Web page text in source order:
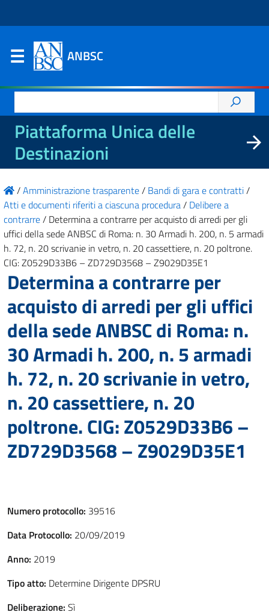
ANBSC
per:
Piattaforma Unica delle
Destinazioni
/Amministrazione trasparente/ Bandi di gara e contratti/
Atti e documenti riferiti a ciascuna procedura/ Delibere a
contrarre/ Determina a contrarre per acquisto di arredi per gli
uffici della sede ANBSC di Roma: n. 30 Armadi h. 200, n. 5 armadi
h. 72, n. 20 scrivanie in vetro, n. 20 cassettiere, n. 20 poltrone.
CIG: Z0529D33B6 – ZD729D3568 – Z9029D35E1
Determina a contrarre per
acquisto di arredi per gli uffici
della sede ANBSC di Roma: n.
30 Armadi h. 200, n. 5 armadi
h. 72, n. 20 scrivanie in vetro,
n. 20 cassettiere, n. 20
poltrone. CIG: Z0529D33B6 –
ZD729D3568 – Z9029D35E1
Numero protocollo: 39516
Data Protocollo: 20/09/2019
Anno: 2019
Tipo atto: Determine Dirigente DPSRU
Deliberazione: Sì